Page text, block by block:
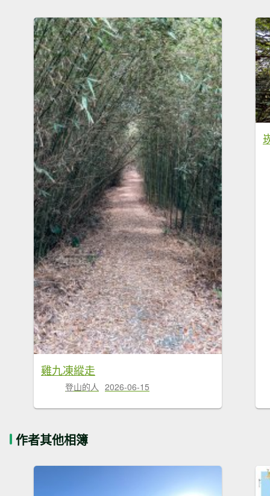
雞九凍縱走
登山的人 2026-06-15
作者其他相簿